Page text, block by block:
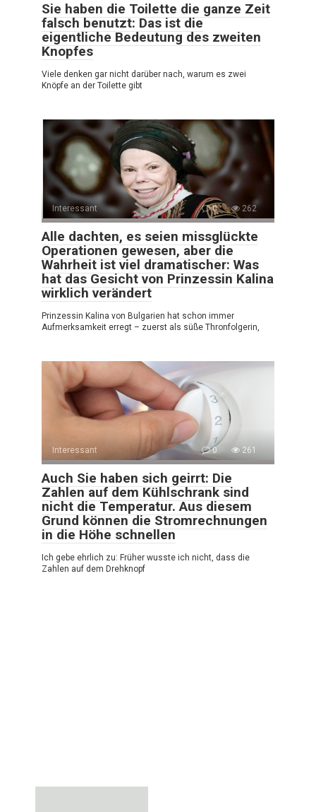
Sie haben die Toilette die ganze Zeit
falsch benutzt: Das ist die
eigentliche Bedeutung des zweiten
Knopfes
Viele denken gar nicht darüber nach, warum es zwei
Knöpfe an der Toilette gibt
Interessant 0 262
Alle dachten, es seien missglückte
Operationen gewesen, aber die
Wahrheit ist viel dramatischer: Was
hat das Gesicht von Prinzessin Kalina
wirklich verändert
Prinzessin Kalina von Bulgarien hat schon immer
Aufmerksamkeit erregt – zuerst als süße Thronfolgerin,
Interessant 0 261
Auch Sie haben sich geirrt: Die
Zahlen auf dem Kühlschrank sind
nicht die Temperatur. Aus diesem
Grund können die Stromrechnungen
in die Höhe schnellen
Ich gebe ehrlich zu: Früher wusste ich nicht, dass die
Zahlen auf dem Drehknopf